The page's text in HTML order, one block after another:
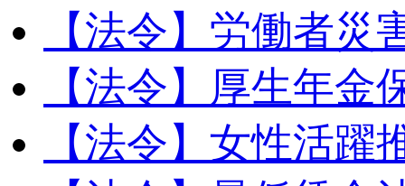
【法令】労働者災
【法令】厚生年金
【法令】女性活躍